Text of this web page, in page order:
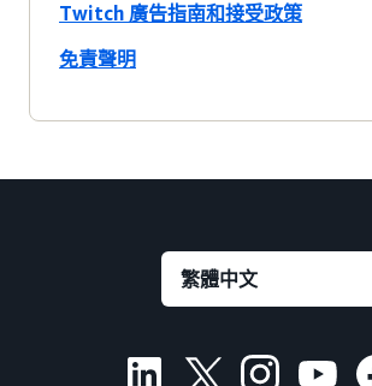
Twitch 廣告指南和接受政策
免責聲明